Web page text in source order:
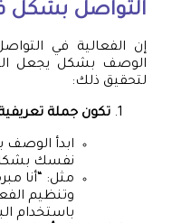
التواصل بشكل
إن الفعالية في
الوصف بشكل يجعل
لتحقيق ذلك:
تكون جملة
ابدأ الوصف
نفسك
مثل: “أنا
وتنظيم
باستخدام